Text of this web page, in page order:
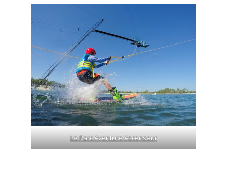
Le Parc Aventure Ascenseur